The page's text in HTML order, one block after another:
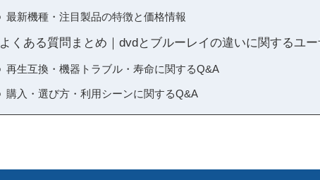
最新機種・注目製品の特徴と価格情報
よくある質問まとめ｜dvdとブルーレイの違いに関するユ
再生互換・機器トラブル・寿命に関するQ&A
購入・選び方・利用シーンに関するQ&A